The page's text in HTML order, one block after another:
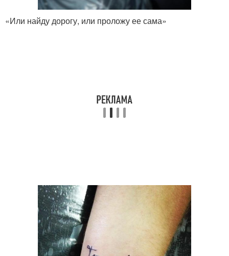
«Или найду дорогу, или проложу ее сама»